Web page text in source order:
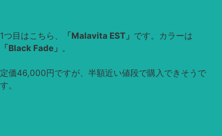
1つ目はこちら、 「Malavita EST」 です。カラーは
「Black Fade」 。
定価46,000円ですが、半額近い値段で購入できそうで
す。